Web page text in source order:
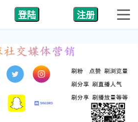
登陆 注册